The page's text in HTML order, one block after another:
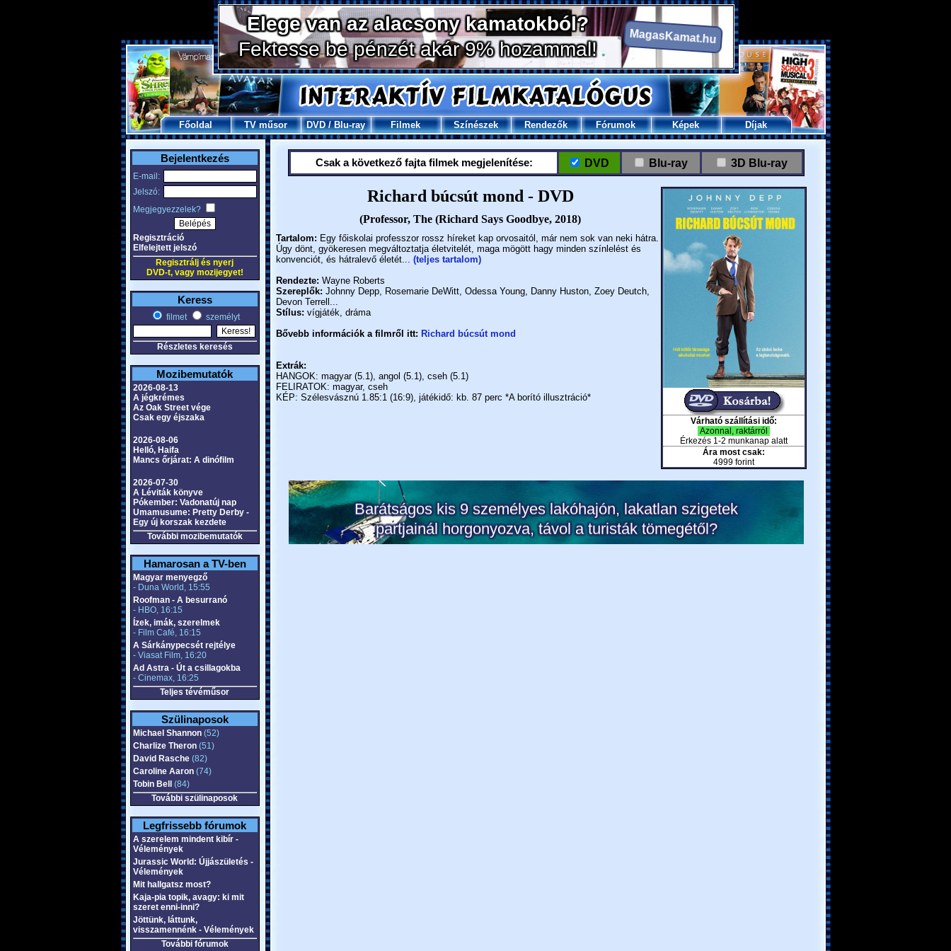
Főoldal TV műsor DVD/Blu-ray Filmek Színészek Rendezők Fórumok Képek Díjak
Bejelentkezés
E-mail:
Jelszó:
Megjegyezzelek?
Regisztráció
Elfelejtett jelszó
Regisztrálj és nyerj
DVD-t, vagy mozijegyet!
Keress
filmet személyt
Részletes keresés
Mozibemutatók
2026-08-13
A jégkrémes
Az Oak Street vége
Csak egy éjszaka
2026-08-06
Helló, Haifa
Mancs őrjárat: A dinófilm
2026-07-30
A Léviták könyve
Pókember: Vadonatúj nap
Umamusume: Pretty Derby -
Egy új korszak kezdete
További mozibemutatók
Hamarosan a TV-ben
Magyar menyegző
- Duna World, 15:55
Roofman - A besurranó
- HBO, 16:15
Ízek, imák, szerelmek
- Film Café, 16:15
A Sárkánypecsét rejtélye
- Viasat Film, 16:20
Ad Astra - Út a csillagokba
- Cinemax, 16:25
Teljes tévéműsor
Szülinaposok
Michael Shannon(52)
Charlize Theron(51)
David Rasche(82)
Caroline Aaron(74)
Tobin Bell
(84)
További szülinaposok
Legfrissebb fórumok
A szerelem mindent kibír -
Vélemények
Jurassic World: Újjászületés -
Vélemények
Mit hallgatsz most?
Kaja-pia topik, avagy: ki mit
szeret enni-inni?
Jöttünk, láttunk,
visszamennénk - Vélemények
További fórumok
Csak a következő fajta filmek megjelenítése: DVD Blu-ray 3D Blu-ray
Richard búcsút mond - DVD
(Professor, The (Richard Says Goodbye, 2018)
Tartalom: Egy főiskolai professzor rossz híreket kap orvosaitól, már nem sok van neki hátra.
Úgy dönt, gyökeresen megváltoztatja életvitelét, maga mögött hagy minden színlelést és
konvenciót, és hátralevő életét... (teljes tartalom)
Rendezte: Wayne Roberts
Szereplők: Johnny Depp, Rosemarie DeWitt, Odessa Young, Danny Huston, Zoey Deutch,
Devon Terrell...
Stílus: vígjáték, dráma
Bővebb információk a filmről itt: Richard búcsút mond
Extrák:
HANGOK: magyar (5.1), angol (5.1), cseh (5.1)
FELIRATOK: magyar, cseh
KÉP: Szélesvásznú 1.85:1 (16:9), játékidő: kb. 87 perc *A borító illusztráció*
Várható szállítási idő:
Azonnal, raktárról
Érkezés 1-2 munkanap alatt
Ára most csak:
4999 forint